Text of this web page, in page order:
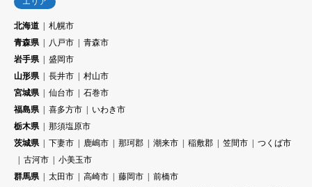
北海道
札幌市
青森県
八戸市
青森市
岩手県
盛岡市
山形県
長井市
村山市
宮城県
仙台市
石巻市
福島県
喜多方市
いわき市
栃木県
那須塩原市
茨城県
下妻市 鹿嶋市 那珂郡 潮来市 稲敷郡 笠間市
つくば市
古河市
小美玉市
群馬県
太田市 高崎市 藤岡市
前橋市